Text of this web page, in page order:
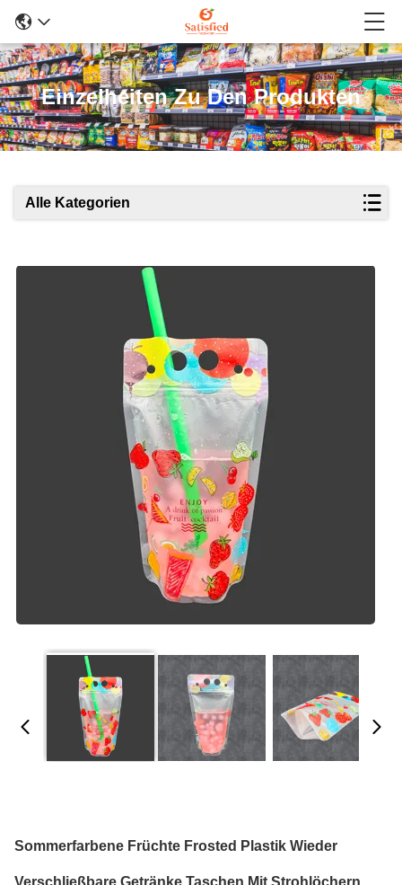
Einzelheiten Zu Den Produkten
Alle Kategorien
Sommerfarbene Früchte Frosted Plastik Wieder
Verschließbare Getränke Taschen Mit Strohlöchern